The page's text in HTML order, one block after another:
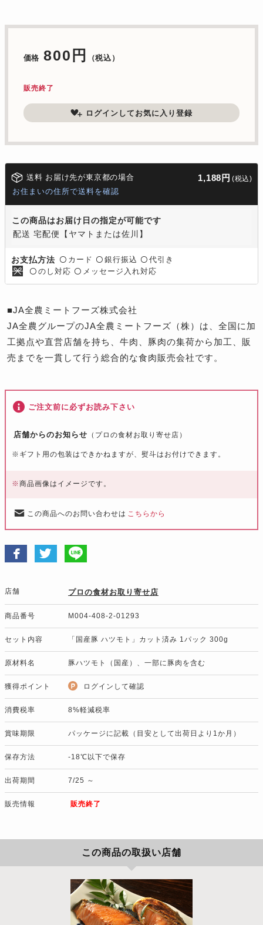
価格 800円 （税込）
販売終了
ログインしてお気に入り登録
送料 お届け先が東京都の場合 1,188円 (税込)
お住まいの住所で送料を確認
この商品はお届け日の指定が可能です
配送 宅配便【ヤマトまたは佐川】
お支払方法 〇 カード 〇 銀行振込 〇 代引き
〇 のし対応 〇 メッセージ入れ対応
■JA全農ミートフーズ株式会社
JA全農グループのJA全農ミートフーズ（株）は、全国に加
工拠点や直営店舗を持ち、牛肉、豚肉の集荷から加工、販
売までを一貫して行う総合的な食肉販売会社です。
ご注文前に必ずお読み下さい
店舗からのお知らせ （プロの食材お取り寄せ店）
※ ギフト用の包装はできかねますが、熨斗はお付けできます。
※商品画像はイメージです。
この商品へのお問い合わせは こちらから
店舗 プロの食材お取り寄せ店
商品番号 M004-408-2-01293
セット内容 「国産豚 ハツモト」カット済み 1パック 300g
原材料名 豚ハツモト（国産）、一部に豚肉を含む
獲得ポイント ログインして確認
消費税率 8%軽減税率
賞味期限 パッケージに記載（目安として出荷日より1か月）
保存方法 -18℃以下で保存
出荷期間 7/25 ～
販売情報 販売終了
この商品の取扱い店舗